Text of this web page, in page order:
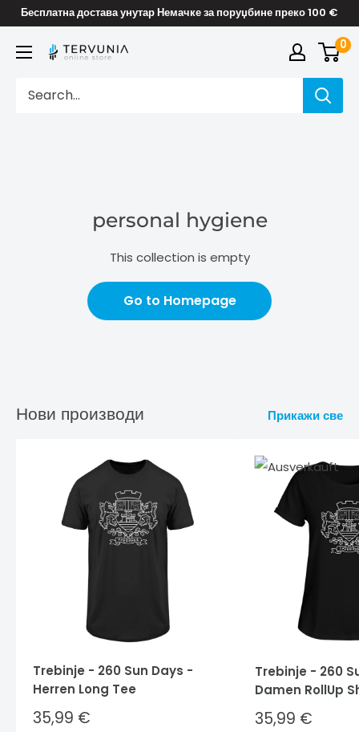
Skip
content
Бесплатна достава унутар Немачке за поруџбине преко 100 €
TERVUNIA
Stores
0
personal hygiene
This collection is empty
Go to Homepage
Нови производи Прикажи све
Trebinje - 260 Sun Days -
Herren Long Tee
Sale
35,99 €
Trebinje - 260
Damen RollUp
Sale
35,99 €